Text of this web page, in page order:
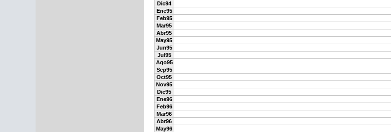
Dic94
Ene95
Feb95
Mar95
Abr95
May95
Jun95
Jul95
Ago95
Sep95
Oct95
Nov95
Dic95
Ene96
Feb96
Mar96
Abr96
May96